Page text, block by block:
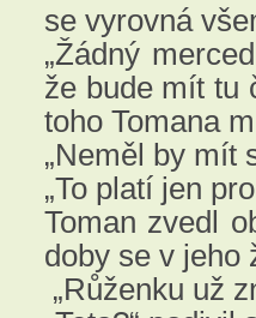
se vyrovná
„Žádný
že bude mít tu
toho Tomana
„Neměl by mít
„To platí jen
Toman zvedl
doby se v jeho
„Růženku už